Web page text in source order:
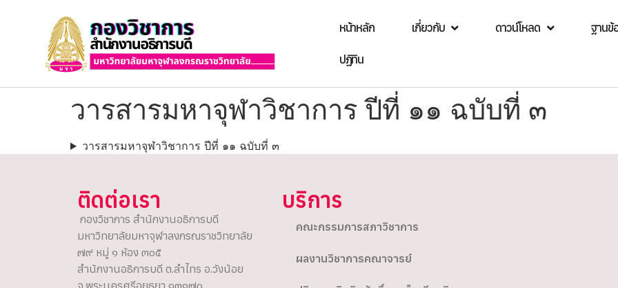
หน้าหลัก เกี่ยวกับ ดาวน์โหลด ฐานข้
ปฏิทิน
วารสารมหาจุฬาวิชาการ ปีที่ ๑๑ ฉบับที่ ๓
วารสารมหาจุฬาวิชาการ ปีที่ ๑๑ ฉบับที่ ๓
ติดต่อเรา
กองวิชาการ สำนักงานอธิการบดี
มหาวิทยาลัยมหาจุฬาลงกรณราชวิทยาลัย
๗๙ หมู่ ๑ ห้อง ๓๐๕
สำนักงานอธิการบดี ต.ลำไทร อ.วังน้อย
จ.พระนครศรีอยุธยา ๑๓๑๗๐
บริการ
คณะกรรมการสภาวิชาการ
ผลงานวิชาการคณาจารย์